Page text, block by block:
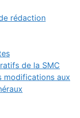
rédaction
de la SMC
modifications aux